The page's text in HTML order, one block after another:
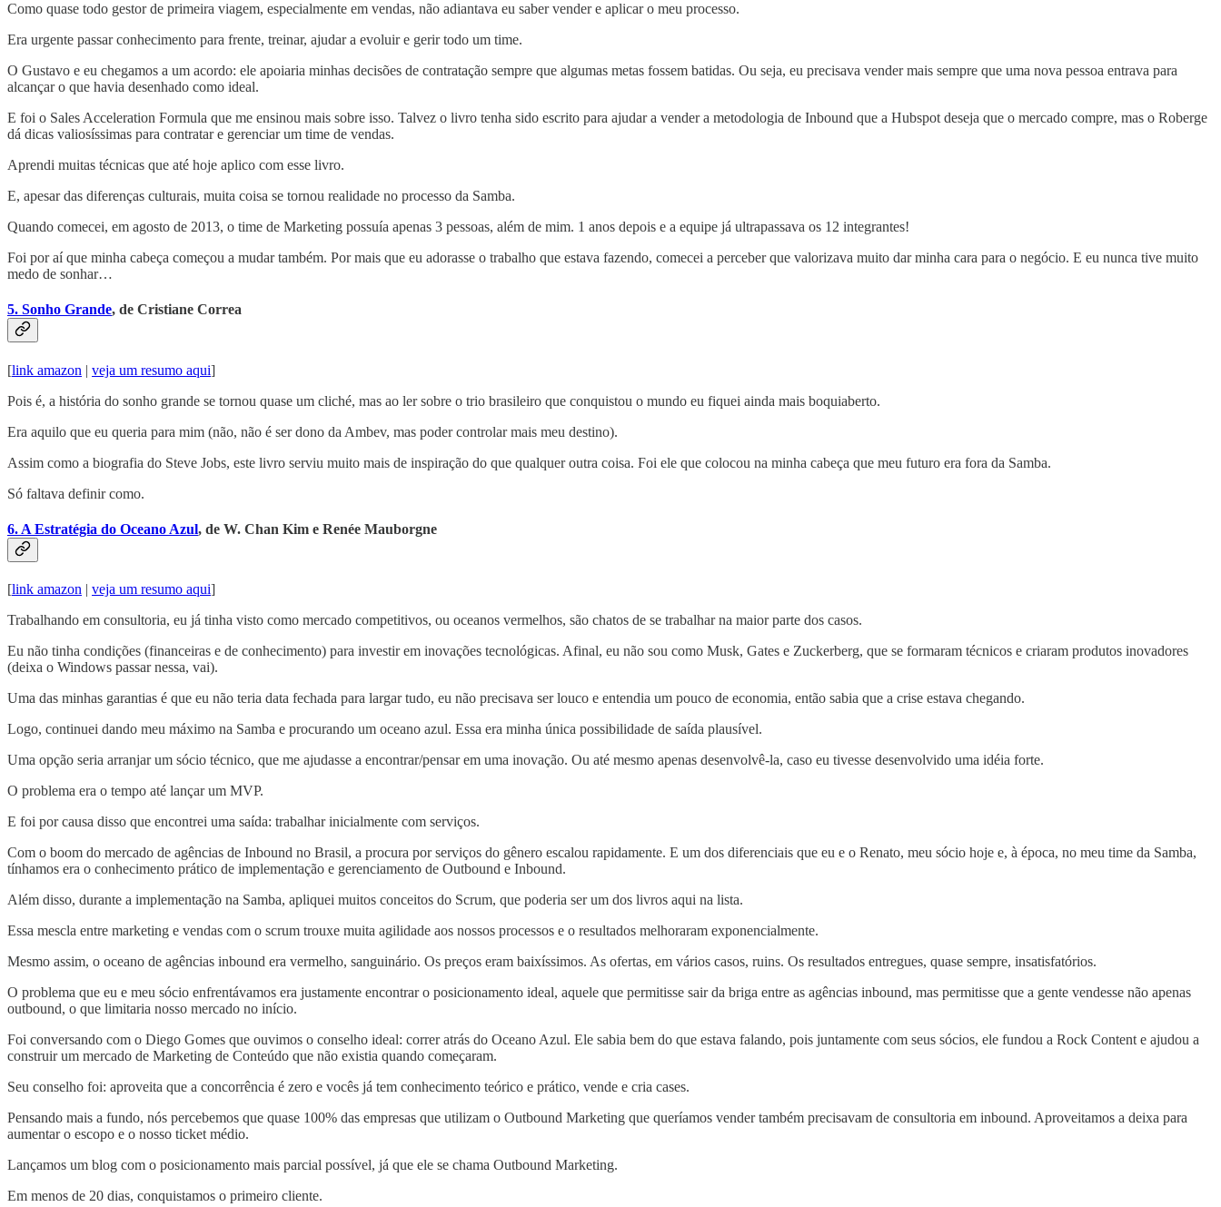
Como quase todo gestor de primeira viagem, especialmente em vendas, não adiantava eu saber vender e aplicar o meu processo.
Era urgente passar conhecimento para frente, treinar, ajudar a evoluir e gerir todo um time.
O Gustavo e eu chegamos a um acordo: ele apoiaria minhas decisões de contratação sempre que algumas metas fossem batidas. Ou seja, eu precisava vender mais sempre que uma nova pessoa entrava para
alcançar o que havia desenhado como ideal.
E foi o Sales Acceleration Formula que me ensinou mais sobre isso. Talvez o livro tenha sido escrito para ajudar a vender a metodologia de Inbound que a Hubspot deseja que o mercado compre, mas o Roberge
dá dicas valiosíssimas para contratar e gerenciar um time de vendas.
Aprendi muitas técnicas que até hoje aplico com esse livro.
E, apesar das diferenças culturais, muita coisa se tornou realidade no processo da Samba.
Quando comecei, em agosto de 2013, o time de Marketing possuía apenas 3 pessoas, além de mim. 1 anos depois e a equipe já ultrapassava os 12 integrantes!
Foi por aí que minha cabeça começou a mudar também. Por mais que eu adorasse o trabalho que estava fazendo, comecei a perceber que valorizava muito dar minha cara para o negócio. E eu nunca tive muito
medo de sonhar…
5. Sonho Grande, de Cristiane Correa
[link amazon | veja um resumo aqui]
Pois é, a história do sonho grande se tornou quase um cliché, mas ao ler sobre o trio brasileiro que conquistou o mundo eu fiquei ainda mais boquiaberto.
Era aquilo que eu queria para mim (não, não é ser dono da Ambev, mas poder controlar mais meu destino).
Assim como a biografia do Steve Jobs, este livro serviu muito mais de inspiração do que qualquer outra coisa. Foi ele que colocou na minha cabeça que meu futuro era fora da Samba.
Só faltava definir como.
6. A Estratégia do Oceano Azul, de W. Chan Kim e Renée Mauborgne
[link amazon | veja um resumo aqui]
Trabalhando em consultoria, eu já tinha visto como mercado competitivos, ou oceanos vermelhos, são chatos de se trabalhar na maior parte dos casos.
Eu não tinha condições (financeiras e de conhecimento) para investir em inovações tecnológicas. Afinal, eu não sou como Musk, Gates e Zuckerberg, que se formaram técnicos e criaram produtos inovadores
(deixa o Windows passar nessa, vai).
Uma das minhas garantias é que eu não teria data fechada para largar tudo, eu não precisava ser louco e entendia um pouco de economia, então sabia que a crise estava chegando.
Logo, continuei dando meu máximo na Samba e procurando um oceano azul. Essa era minha única possibilidade de saída plausível.
Uma opção seria arranjar um sócio técnico, que me ajudasse a encontrar/pensar em uma inovação. Ou até mesmo apenas desenvolvê-la, caso eu tivesse desenvolvido uma idéia forte.
O problema era o tempo até lançar um MVP.
E foi por causa disso que encontrei uma saída: trabalhar inicialmente com serviços.
Com o boom do mercado de agências de Inbound no Brasil, a procura por serviços do gênero escalou rapidamente. E um dos diferenciais que eu e o Renato, meu sócio hoje e, à época, no meu time da Samba,
tínhamos era o conhecimento prático de implementação e gerenciamento de Outbound e Inbound.
Além disso, durante a implementação na Samba, apliquei muitos conceitos do Scrum, que poderia ser um dos livros aqui na lista.
Essa mescla entre marketing e vendas com o scrum trouxe muita agilidade aos nossos processos e o resultados melhoraram exponencialmente.
Mesmo assim, o oceano de agências inbound era vermelho, sanguinário. Os preços eram baixíssimos. As ofertas, em vários casos, ruins. Os resultados entregues, quase sempre, insatisfatórios.
O problema que eu e meu sócio enfrentávamos era justamente encontrar o posicionamento ideal, aquele que permitisse sair da briga entre as agências inbound, mas permitisse que a gente vendesse não apenas
outbound, o que limitaria nosso mercado no início.
Foi conversando com o Diego Gomes que ouvimos o conselho ideal: correr atrás do Oceano Azul. Ele sabia bem do que estava falando, pois juntamente com seus sócios, ele fundou a Rock Content e ajudou a
construir um mercado de Marketing de Conteúdo que não existia quando começaram.
Seu conselho foi: aproveita que a concorrência é zero e vocês já tem conhecimento teórico e prático, vende e cria cases.
Pensando mais a fundo, nós percebemos que quase 100% das empresas que utilizam o Outbound Marketing que queríamos vender também precisavam de consultoria em inbound. Aproveitamos a deixa para
aumentar o escopo e o nosso ticket médio.
Lançamos um blog com o posicionamento mais parcial possível, já que ele se chama Outbound Marketing.
Em menos de 20 dias, conquistamos o primeiro cliente.